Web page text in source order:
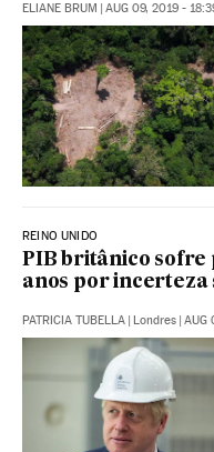
ELIANE BRUM AUG 09, 2019 -
REINO UNIDO
PIB britânico sofre
anos por incerteza
PATRICIA TUBELLA Londres AUG